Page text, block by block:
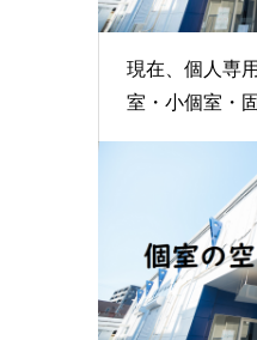
現在、個人専
室・小個室・